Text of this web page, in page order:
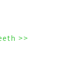
<< Early signs of crooked teeth